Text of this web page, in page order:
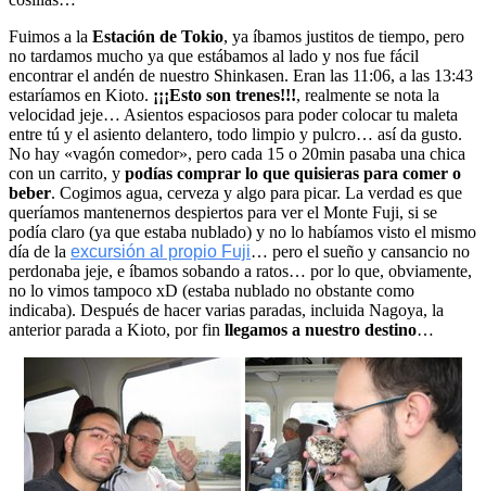
Fuimos a la Estación de Tokio, ya íbamos justitos de tiempo, pero
no tardamos mucho ya que estábamos al lado y nos fue fácil
encontrar el andén de nuestro Shinkasen. Eran las 11:06, a las 13:43
estaríamos en Kioto. ¡¡¡Esto son trenes!!!, realmente se nota la
velocidad jeje… Asientos espaciosos para poder colocar tu maleta
entre tú y el asiento delantero, todo limpio y pulcro… así da gusto.
No hay «vagón comedor», pero cada 15 o 20min pasaba una chica
con un carrito, y podías comprar lo que quisieras para comer o
beber. Cogimos agua, cerveza y algo para picar. La verdad es que
queríamos mantenernos despiertos para ver el Monte Fuji, si se
podía claro (ya que estaba nublado) y no lo habíamos visto el mismo
día de la excursión al propio Fuji… pero el sueño y cansancio no
perdonaba jeje, e íbamos sobando a ratos… por lo que, obviamente,
no lo vimos tampoco xD (estaba nublado no obstante como
indicaba). Después de hacer varias paradas, incluida Nagoya, la
anterior parada a Kioto, por fin llegamos a nuestro destino…